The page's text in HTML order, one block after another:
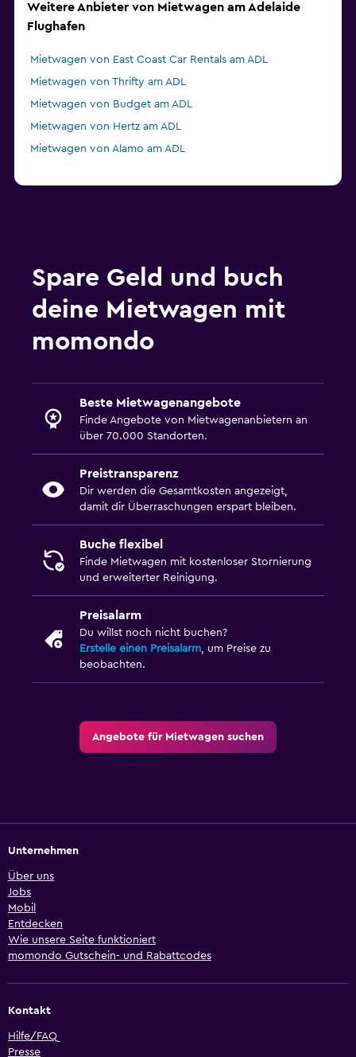
Weitere Anbieter von Mietwagen am Adelaide
Flughafen
Mietwagen von East Coast Car Rentals am ADL
Mietwagen von Thrifty am ADL
Mietwagen von Budget am ADL
Mietwagen von Hertz am ADL
Mietwagen von Alamo am ADL
Spare Geld und buch
deine Mietwagen mit
momondo
Beste Mietwagenangebote
Finde Angebote von Mietwagenanbietern an
über 70.000 Standorten.
Preistransparenz
Dir werden die Gesamtkosten angezeigt,
damit dir Überraschungen erspart bleiben.
Buche flexibel
Finde Mietwagen mit kostenloser Stornierung
und erweiterter Reinigung.
Preisalarm
Du willst noch nicht buchen?
Erstelle einen Preisalarm, um Preise zu
beobachten.
Angebote für Mietwagen suchen
Unternehmen
Über uns
Jobs
Mobil
Entdecken
Wie unsere Seite funktioniert
momondo Gutschein- und Rabattcodes
Kontakt
Hilfe/FAQ
Presse